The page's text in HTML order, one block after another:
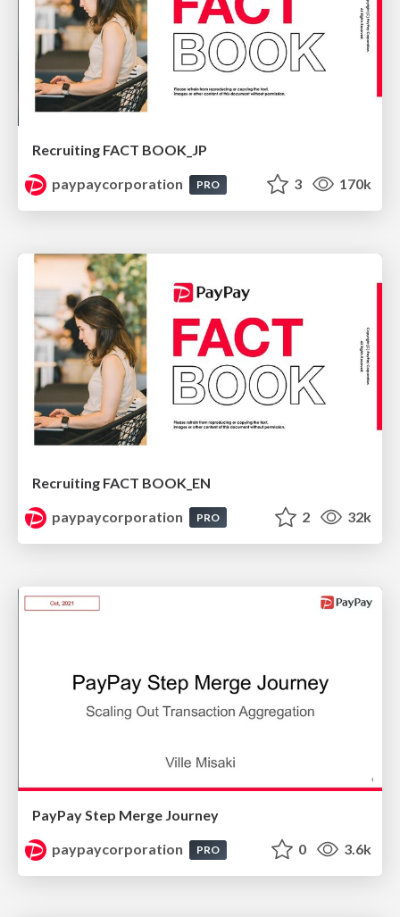
Recruiting FACT BOOK_JP
paypaycorporation
PRO 3 170k
Recruiting FACT BOOK_EN
paypaycorporation
PRO 2 32k
PayPay Step Merge Journey
paypaycorporation
PRO 0 3.6k